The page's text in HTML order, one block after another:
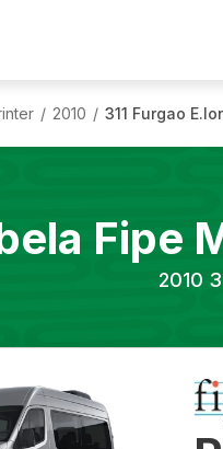
/ 2010 / 311 Furgao
Fipe
2010